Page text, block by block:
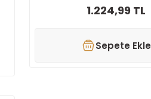
1.224,99 TL
Sepete Ekle